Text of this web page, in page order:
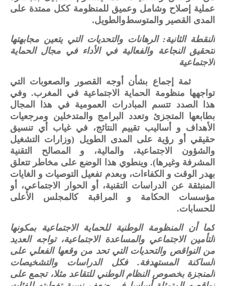
عملية إصلاح وشامل وعميق للمنظومة ككل ممتدة على
المدى القصير والمتوسطوالطويل.
النقطة الثانية: الرهانات والتحديات التي يتعين مجابهتها
لتحقيق النجاعة والفعالية في الأداء في مجال الحماية
الاجتماعية
ثمة إجماع بشأن أوجه القصور والصعوبات التي
تواجهها منظومة الحماية الاجتماعية في المغرب. وفي
هذا الصدد تتسم المبادرات العمومية في هذا المجال
بطابعها المتجزئ وتعدد البرامج والمتدخلين ومرجعيات
الأهداف و أساليب تقييم النتائج، في غياب أي تنسيق
حقيقي أو رؤية على المدى الطويل (وزارات التشغيل
والشؤون الاجتماعية، والمالية، و المصالح التقنية
المشرفة وغيرها). وينطوي هذا الوضع على مخاطر تتعلق
بهدر الوقت و الكفاءات، وبعدم تفعيل التوصيات و الغايات
المنبثقة عن الدراسات التقنية، أو الحوار الاجتماعي، أو
مؤسسات الحكامة و المراقبة كالمجلس الأعلى
للحسابات.
كما أن المنظومة الوطنية للحماية الاجتماعية بمكونها
التأمين الاجتماعي والمساعدة الاجتماعية، تواجه العديد
من النواقص والتحديات التي تحد من وقعها الفعلي على
الساكنة المستهدفة.فكل الدراسات والتشخيصات
المنجزة بخصوص النظام الوطني للتقاعد مثلا، تجمع على